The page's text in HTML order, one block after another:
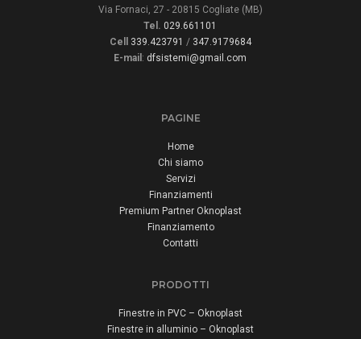
Via Fornaci, 27 - 20815 Cogliate (MB)
Tel. 029.661101
Cell
339.423791 / 347.9179684
E-mail : dfsistemi@gmail.com
PAGINE
Home
Chi siamo
Servizi
Finanziamenti
Premium Partner Oknoplast
Finanziamento
Contatti
PRODOTTI
Finestre in PVC – Oknoplast
Finestre in alluminio – Oknoplast